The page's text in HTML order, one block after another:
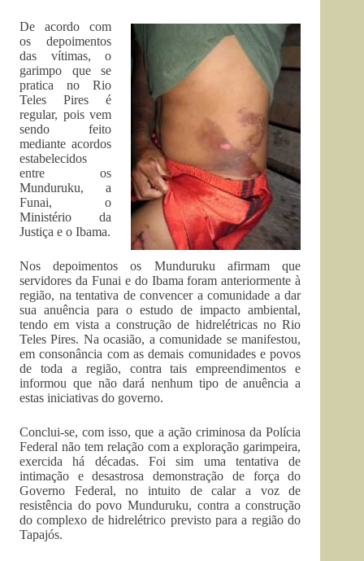
De acordo com
os depoimentos
das vítimas, o
garimpo que se
pratica no Rio
Teles Pires é
regular, pois vem
sendo feito
mediante acordos
estabelecidos
entre os
Munduruku, a
Funai, o
Ministério da
Justiça e o Ibama.
Nos depoimentos os Munduruku afirmam que
servidores da Funai e do Ibama foram anteriormente à
região, na tentativa de convencer a comunidade a dar
sua anuência para o estudo de impacto ambiental,
tendo em vista a construção de hidrelétricas no Rio
Teles Pires. Na ocasião, a comunidade se manifestou,
em consonância com as demais comunidades e povos
de toda a região, contra tais empreendimentos e
informou que não dará nenhum tipo de anuência a
estas iniciativas do governo.
Conclui-se, com isso, que a ação criminosa da Polícia
Federal não tem relação com a exploração garimpeira,
exercida há décadas. Foi sim uma tentativa de
intimação e desastrosa demonstração de força do
Governo Federal, no intuito de calar a voz de
resistência do povo Munduruku, contra a construção
do complexo de hidrelétrico previsto para a região do
Tapajós.